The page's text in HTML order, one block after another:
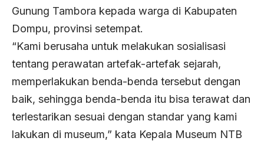
Gunung Tambora kepada warga di Kabupaten
Dompu, provinsi setempat.
“Kami berusaha untuk melakukan sosialisasi
tentang perawatan artefak-artefak sejarah,
memperlakukan benda-benda tersebut dengan
baik, sehingga benda-benda itu bisa terawat dan
terlestarikan sesuai dengan standar yang kami
lakukan di museum,” kata Kepala Museum NTB